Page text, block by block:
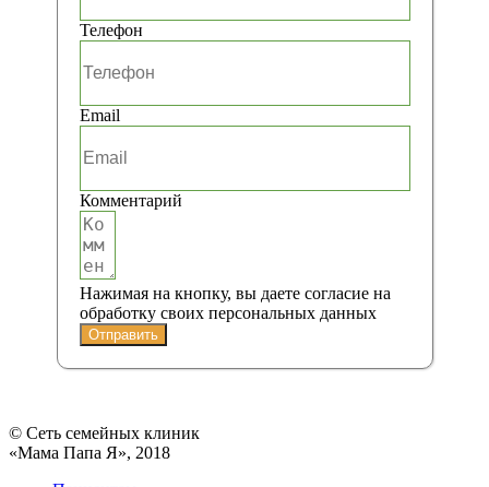
Телефон
Email
Комментарий
Нажимая на кнопку, вы даете согласие на
обработку своих персональных данных
Отправить
© Сеть семейных клиник
«Мама Папа Я», 2018